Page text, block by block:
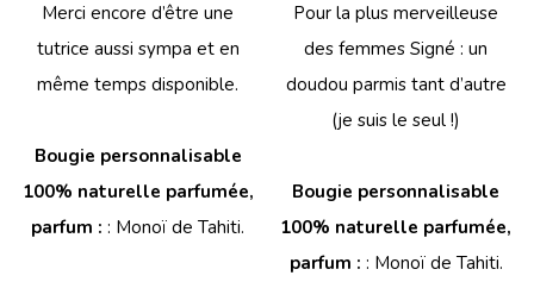
Merci encore d’être une
tutrice aussi sympa et en
même temps disponible.
Bougie personnalisable
100% naturelle parfumée,
parfum :: Monoï de Tahiti.
Pour la plus merveilleuse
des femmes Signé : un
doudou parmis tant d’autre
(je suis le seul !)
Bougie personnalisable
100% naturelle parfumée,
parfum : : Monoï de Tahiti.